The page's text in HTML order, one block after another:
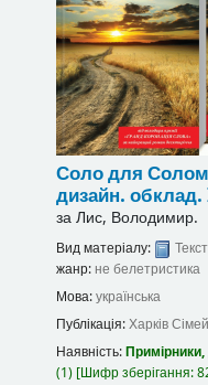
Соло для
дизайн.
заЛис, Володимир.
Вид матеріалу: Текст
жанр: не белетристика
Мова:українська
Публікація:Харків
Наявність:
(1) Шифр зберігання: